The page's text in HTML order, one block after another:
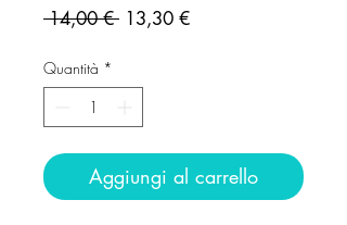
14,00 € Prezzo
13,30 €Prezzo
Quantità *
Aggiungi al carrello